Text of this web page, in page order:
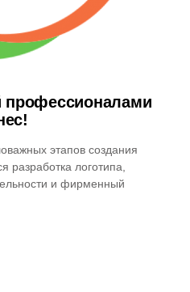
профессионалами
этапов создания
разработка логотипа,
и фирменный